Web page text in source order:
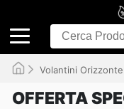
Volantini Orizzonte
OFFERTA